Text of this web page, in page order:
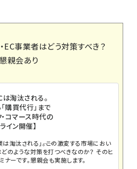
EC事業者はどう対策すべき？
親会あり
淘汰される。
購買代行」まで
コマース時代の
イン開催】
淘汰される」――。この激変する市場におい
どのような対策を打つべきなのか？ そのヒ
ーです。懇親会も実施します。